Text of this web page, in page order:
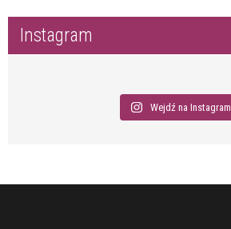
Instagram
Wejdź na Instagram